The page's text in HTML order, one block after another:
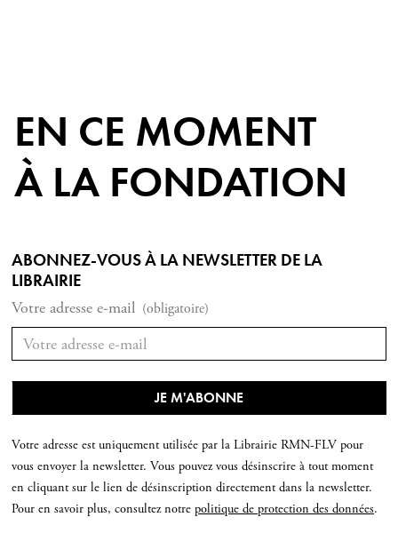
EN CE MOMENT
À LA FONDATION
ABONNEZ-VOUS À LA NEWSLETTER DE LA
LIBRAIRIE
Votre adresse e-mail (obligatoire)
Votre adresse est uniquement utilisée par la Librairie RMN-FLV pour
vous envoyer la newsletter. Vous pouvez vous désinscrire à tout moment
en cliquant sur le lien de désinscription directement dans la newsletter.
Pour en savoir plus, consultez notre politique de protection des données.